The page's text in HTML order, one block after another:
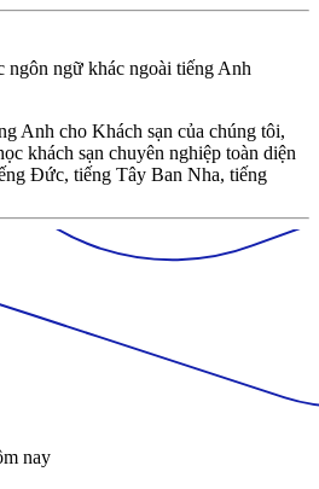
ngôn ngữ khác ngoài tiếng Anh
Anh cho Khách sạn của chúng tôi,
khách sạn chuyên nghiệp toàn diện
Đức, tiếng Tây Ban Nha, tiếng
nay